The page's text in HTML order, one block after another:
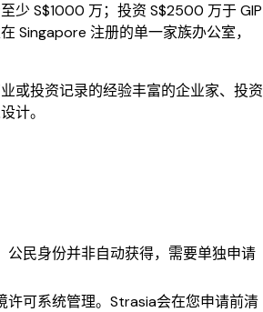
少 S$1000 万；投资 S$2500 万于 GIP
Singapore 注册的单一家族办公室，
或投资记录的经验丰富的企业家、投资
计。
公民身份并非自动获得，需要单独申请
许可系统管理。Strasia会在您申请前清